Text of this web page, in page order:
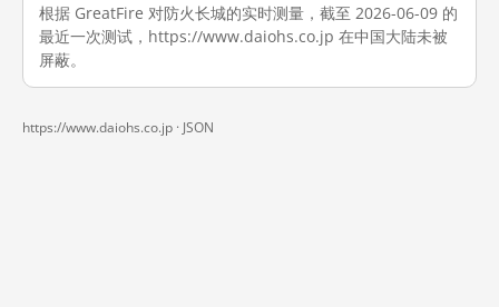
根据 GreatFire 对防火长城的实时测量，截至 2026-06-09 的
最近一次测试，https://www.daiohs.co.jp 在中国大陆未被
屏蔽。
https://www.daiohs.co.jp · JSON